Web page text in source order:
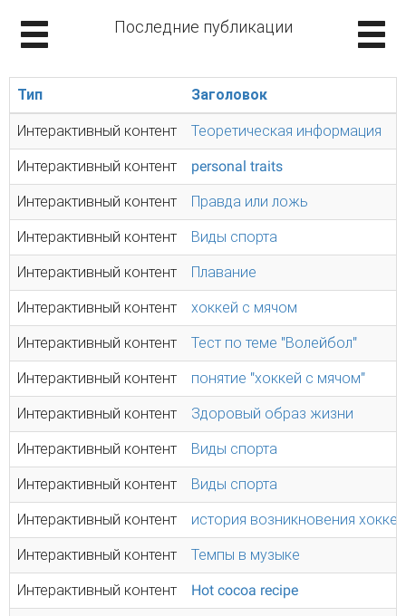
Последние публикации
Тип Заголовок
Интерактивный контент Теоретическая информация
Интерактивный контент personal traits
Интерактивный контент Правда или ложь
Интерактивный контент Виды спорта
Интерактивный контент Плавание
Интерактивный контент хоккей с мячом
Интерактивный контент Тест по теме "Волейбол"
Интерактивный контент понятие "хоккей с мячом"
Интерактивный контент Здоровый образ жизни
Интерактивный контент Виды спорта
Интерактивный контент Виды спорта
Интерактивный контент история возникновения
Интерактивный контент Темпы в музыке
Интерактивный контент Hot cocoa recipe